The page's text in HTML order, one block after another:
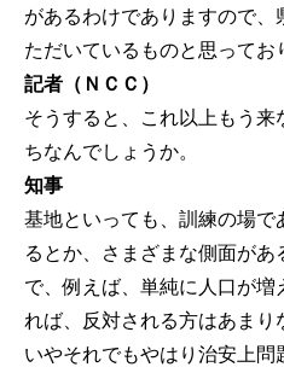
があるわけでありますので
ただいているものと思ってお
記者（ＮＣＣ）
そうすると、これ以上もう
ちなんでしょうか。
知事
基地といっても、訓練の場で
るとか、さまざまな側面が
で、例えば、単純に人口が
れば、反対される方はあまり
いやそれでもやはり治安上問